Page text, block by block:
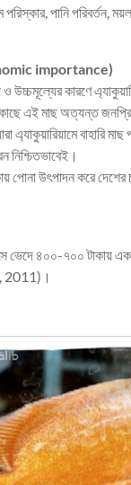
পরিস্কার, পানি পরিবর্তন,
importance)
ও উচ্চমূল্যের কারণে
এই মাছ অত্যন্ত
এ্যাকুয়ারিয়ামে বাহারি
নিশ্চিতভাবেই।
পোনা উৎপাদন করে দেশের
ভেদে ৪০০-৭০০ টাকায়
2011)।